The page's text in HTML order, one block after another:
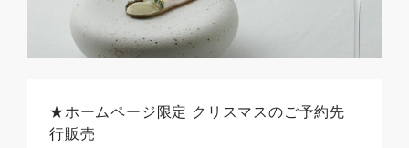
★ホームページ限定 クリスマスのご予約先
行販売